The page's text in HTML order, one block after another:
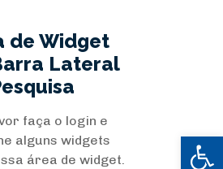
Abrir
de Widget
Lateral
faça o login e
alguns widgets
área de widget.